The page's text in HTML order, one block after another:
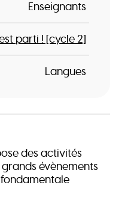
Enseignants
parti ! [cycle 2]
Langues
des activités
évènements
fondamentale